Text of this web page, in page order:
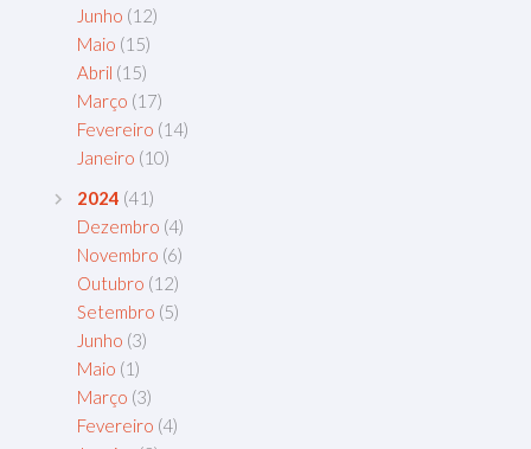
Junho (12)
Maio (15)
Abril (15)
Março (17)
Fevereiro (14)
Janeiro (10)
2024 (41)
Dezembro (4)
Novembro (6)
Outubro (12)
Setembro (5)
Junho (3)
Maio (1)
Março (3)
Fevereiro (4)